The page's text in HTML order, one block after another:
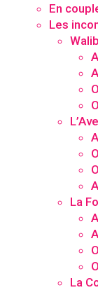
En
Les
La
La